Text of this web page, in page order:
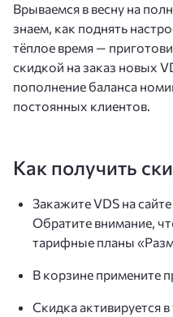
Врываемся в весну на
знаем, как поднять
тёплое время —
скидкой на заказ новых
пополнение баланса
постоянных клиентов.
Как получить
Закажите VDS на
Обратите внимание,
тарифные планы
В корзине примените
Скидка активируется